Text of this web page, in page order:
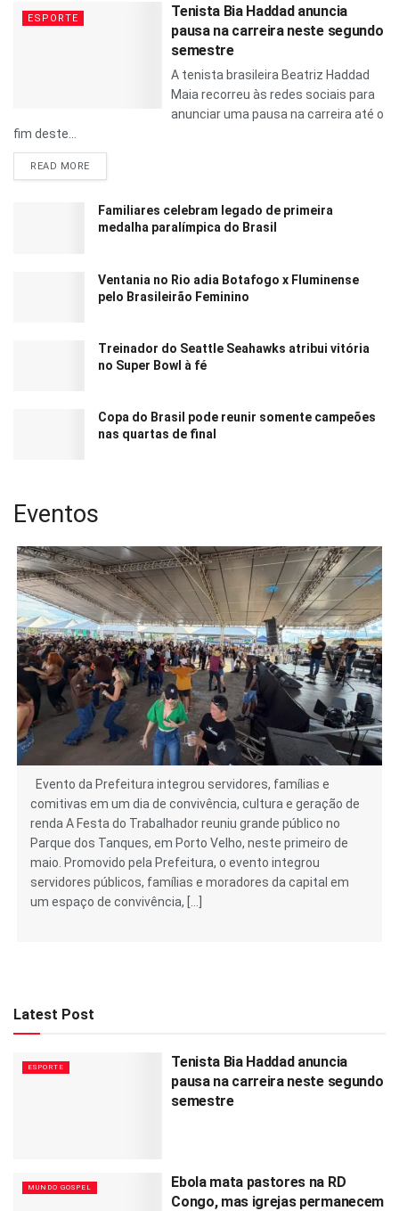
ESPORTE
Tenista Bia Haddad anuncia
pausa na carreira neste segundo
semestre
A tenista brasileira Beatriz Haddad
Maia recorreu às redes sociais para
anunciar uma pausa na carreira até o
fim deste...
READ MORE
Familiares celebram legado de primeira
medalha paralímpica do Brasil
Ventania no Rio adia Botafogo x Fluminense
pelo Brasileirão Feminino
Treinador do Seattle Seahawks atribui vitória
no Super Bowl à fé
Copa do Brasil pode reunir somente campeões
nas quartas de final
Eventos
Evento da Prefeitura integrou servidores, famílias e
comitivas em um dia de convivência, cultura e geração de
renda A Festa do Trabalhador reuniu grande público no
Parque dos Tanques, em Porto Velho, neste primeiro de
maio. Promovido pela Prefeitura, o evento integrou
servidores públicos, famílias e moradores da capital em
um espaço de convivência, […]
Latest Post
ESPORTE
Tenista Bia Haddad anuncia
pausa na carreira neste segundo
semestre
MUNDO GOSPEL
Ebola mata pastores na RD
Congo, mas igrejas permanecem